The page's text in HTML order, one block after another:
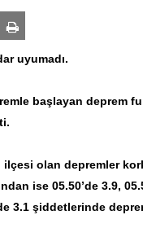
uyumadı.
le başlayan deprem
ilçesi olan depremler
ise 05.50’de 3.9,
3.1 şiddetlerinde